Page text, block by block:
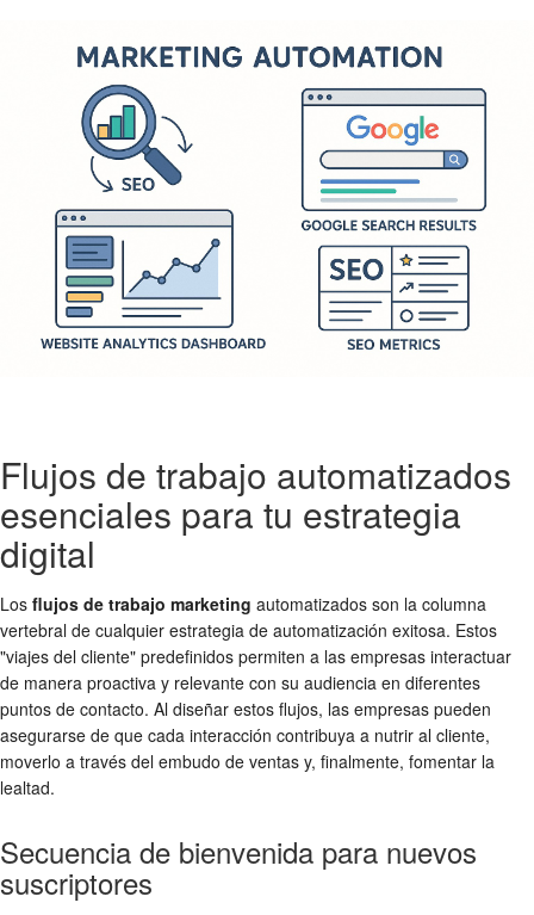
Flujos de trabajo automatizados
esenciales para tu estrategia
digital
Los flujos de trabajo marketing automatizados son la columna
vertebral de cualquier estrategia de automatización exitosa. Estos
"viajes del cliente" predefinidos permiten a las empresas interactuar
de manera proactiva y relevante con su audiencia en diferentes
puntos de contacto. Al diseñar estos flujos, las empresas pueden
asegurarse de que cada interacción contribuya a nutrir al cliente,
moverlo a través del embudo de ventas y, finalmente, fomentar la
lealtad.
Secuencia de bienvenida para nuevos
suscriptores